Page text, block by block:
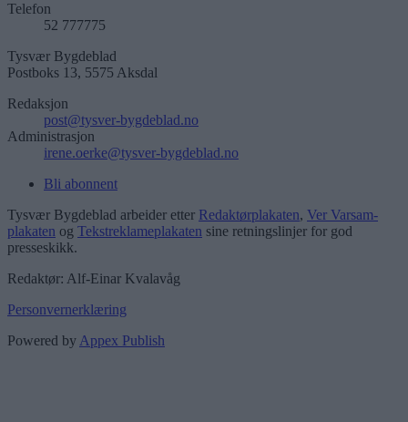
Telefon
52 777775
Tysvær Bygdeblad
Postboks 13, 5575 Aksdal
Redaksjon
post@tysver-bygdeblad.no
Administrasjon
irene.oerke@tysver-bygdeblad.no
Bli abonnent
Tysvær Bygdeblad arbeider etter Redaktørplakaten, Ver Varsam-
plakaten og Tekstreklameplakaten sine retningslinjer for god
presseskikk.
Redaktør: Alf-Einar Kvalavåg
Personvernerklæring
Powered byAppex Publish